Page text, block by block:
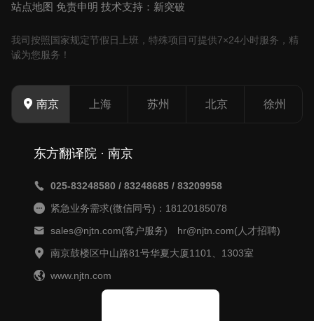
站点地图 免责申明 技术支持：新突破
我司按照国家规定节假日上班，特殊项目可提供7×24小时服务，精
诚为您服务！
南京 上海 苏州 北京 徐州
东方翻译院 · 南京
025-83248580 / 83248685 / 83209958
紧急业务需求(微信同号)：18120185078
sales@njtn.com(客户服务) hr@njtn.com(人才招聘)
南京鼓楼区中山路81号华夏大厦1101、1303室
www.njtn.com